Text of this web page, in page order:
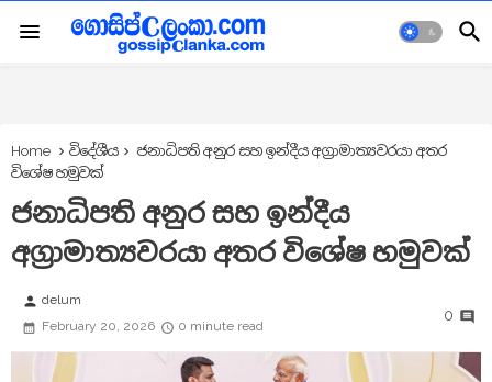
Home විදේශීය
ජනාධිපති අනුර සහ ඉන්දීය අග්‍රාමාත්‍යවරයා අතර
විශේෂ හමුවක්
ජනාධිපති අනුර සහ ඉන්දීය
අග්‍රාමාත්‍යවරයා අතර විශේෂ හමුවක්
person delum
February 20, 2026
0 minute read
0